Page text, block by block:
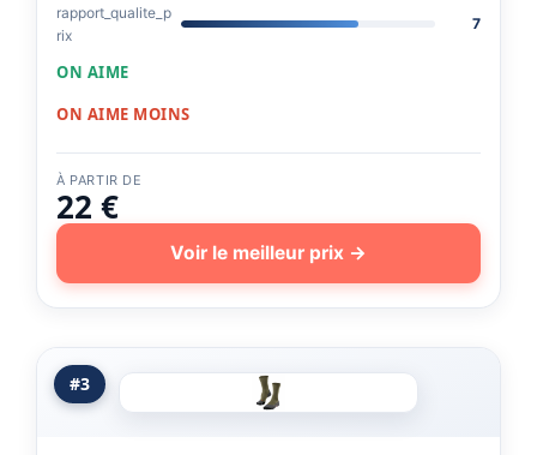
rapport_qualite_p
rix
7
ON AIME
ON AIME MOINS
À PARTIR DE
22 €
Voir le meilleur prix →
#3